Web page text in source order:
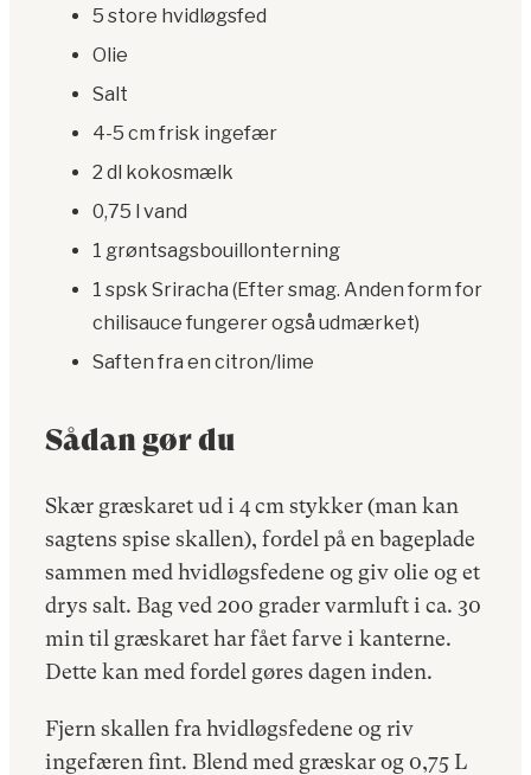
5 store hvidløgsfed
Olie
Salt
4-5 cm frisk ingefær
2 dl kokosmælk
0,75 l vand
1 grøntsagsbouillonterning
1 spsk Sriracha (Efter smag. Anden form for
chilisauce fungerer også udmærket)
Saften fra en citron/lime
Sådan gør du
Skær græskaret ud i 4 cm stykker (man kan
sagtens spise skallen), fordel på en bageplade
sammen med hvidløgsfedene og giv olie og et
drys salt. Bag ved 200 grader varmluft i ca. 30
min til græskaret har fået farve i kanterne.
Dette kan med fordel gøres dagen inden.
Fjern skallen fra hvidløgsfedene og riv
ingefæren fint. Blend med græskar og 0,75 L